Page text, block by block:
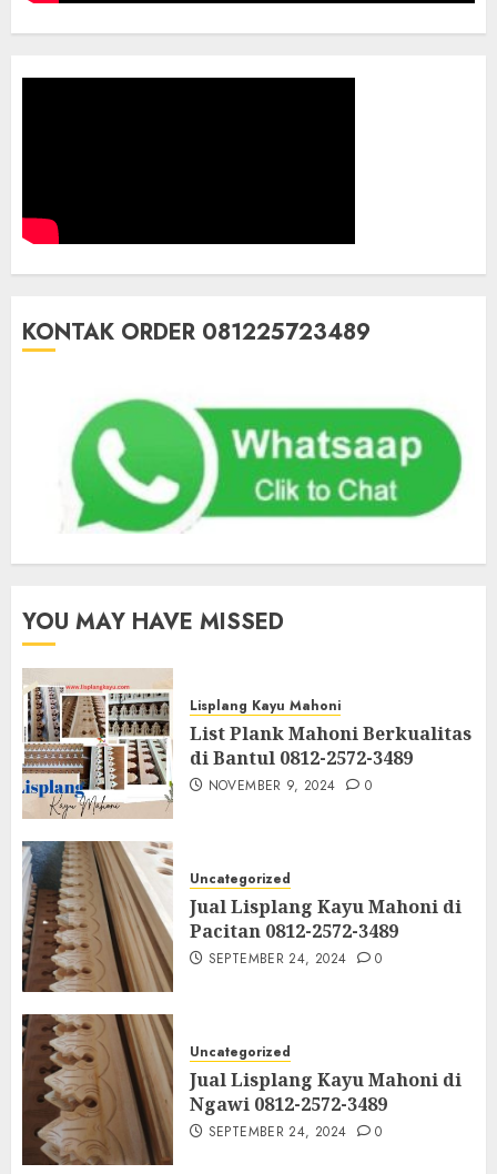
KONTAK ORDER 081225723489
YOU MAY HAVE MISSED
Lisplang Kayu Mahoni
List Plank Mahoni Berkualitas
di Bantul 0812-2572-3489
NOVEMBER 9, 2024 0
Uncategorized
Jual Lisplang Kayu Mahoni di
Pacitan 0812-2572-3489
SEPTEMBER 24, 2024 0
Uncategorized
Jual Lisplang Kayu Mahoni di
Ngawi 0812-2572-3489
SEPTEMBER 24, 2024 0